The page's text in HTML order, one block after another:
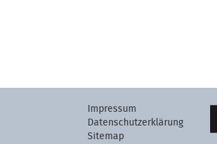
Impressum
Datenschutzerklärung
Sitemap